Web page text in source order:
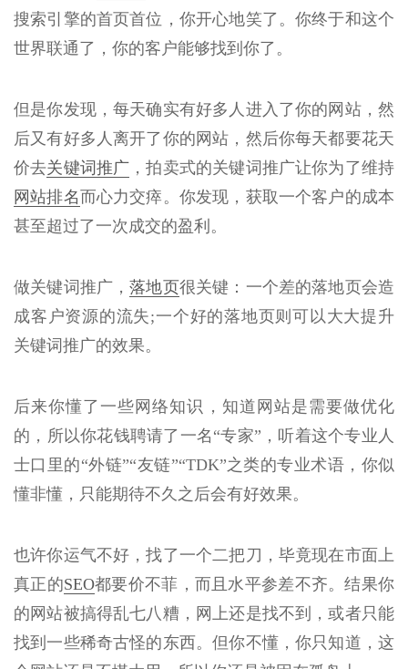
搜索引擎的首页首位，你开心地笑了。你终于和这个
世界联通了，你的客户能够找到你了。
但是你发现，每天确实有好多人进入了你的网站，然
后又有好多人离开了你的网站，然后你每天都要花天
价去关键词推广 ，拍卖式的关键词推广让你为了维持
网站排名而心力交瘁。你发现，获取一个客户的成本
甚至超过了一次成交的盈利。
做关键词推广，落地页很关键：一个差的落地页会造
成客户资源的流失;一个好的落地页则可以大大提升
关键词推广的效果。
后来你懂了一些网络知识，知道网站是需要做优化
的，所以你花钱聘请了一名“专家”，听着这个专业人
士口里的“外链”“友链”“TDK”之类的专业术语，你似
懂非懂，只能期待不久之后会有好效果。
也许你运气不好，找了一个二把刀，毕竟现在市面上
真正的SEO都要价不菲，而且水平参差不齐。结果你
的网站被搞得乱七八糟，网上还是找不到，或者只能
找到一些稀奇古怪的东西。但你不懂，你只知道，这